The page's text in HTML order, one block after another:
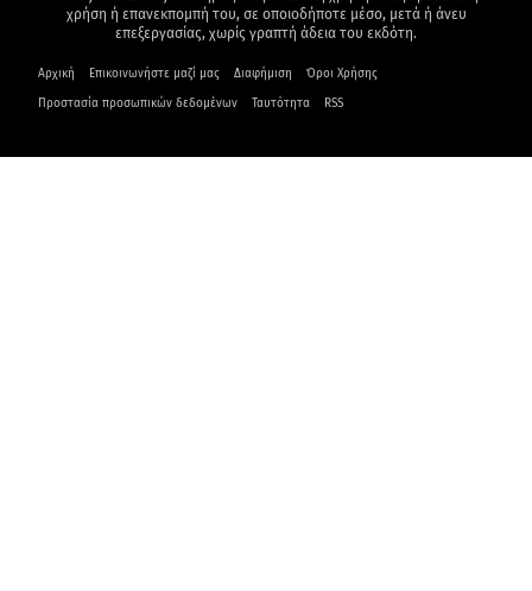
χρήση ή επανεκπομπή του, σε οποιοδήποτε μέσο, μετά ή άνευ
επεξεργασίας, χωρίς γραπτή άδεια του εκδότη.
Αρχική Επικοινωνήστε μαζί μας Διαφήμιση Όροι Χρήσης
Προστασία προσωπικών δεδομένων Ταυτότητα RSS